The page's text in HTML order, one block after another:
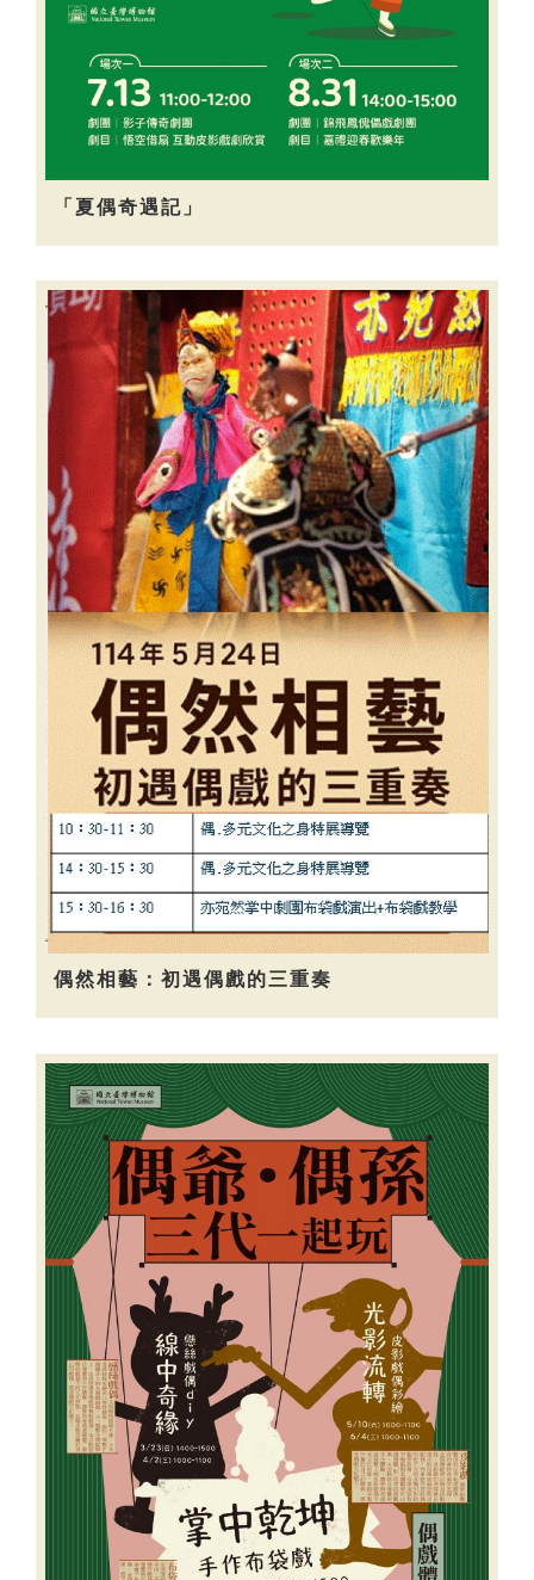
「夏偶奇遇記」
偶然相藝：初遇偶戲的三重奏